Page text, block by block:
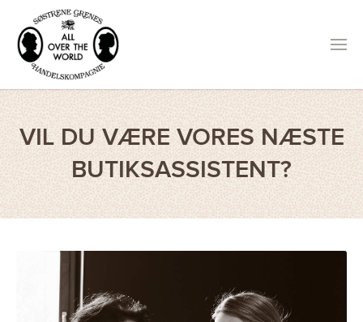
VIL DU VÆRE VORES NÆSTE
BUTIKSASSISTENT?